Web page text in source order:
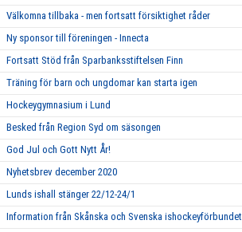
Välkomna tillbaka - men fortsatt försiktighet råder
Ny sponsor till föreningen - Innecta
Fortsatt Stöd från Sparbanksstiftelsen Finn
Träning för barn och ungdomar kan starta igen
Hockeygymnasium i Lund
Besked från Region Syd om säsongen
God Jul och Gott Nytt År!
Nyhetsbrev december 2020
Lunds ishall stänger 22/12-24/1
Information från Skånska och Svenska ishockeyförbundet